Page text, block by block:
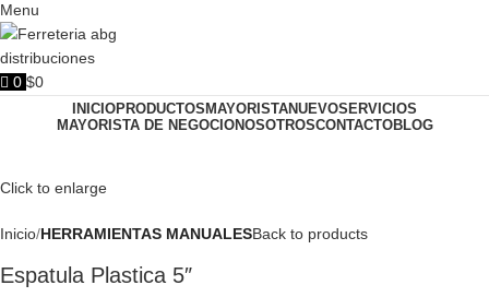
Menu
0 $0
INICIOPRODUCTOS MAYORISTANUEVOSERVICIOS
MAYORISTA DE NEGOCIONOSOTROSCONTACTOBLOG
Click to enlarge
Inicio HERRAMIENTAS MANUALESBack to products
Espatula Plastica 5″